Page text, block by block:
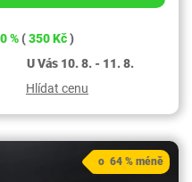
%(350 Kč)
U Vás 10. 8. - 11. 8.
Hlídat cenu
o 64 % méně